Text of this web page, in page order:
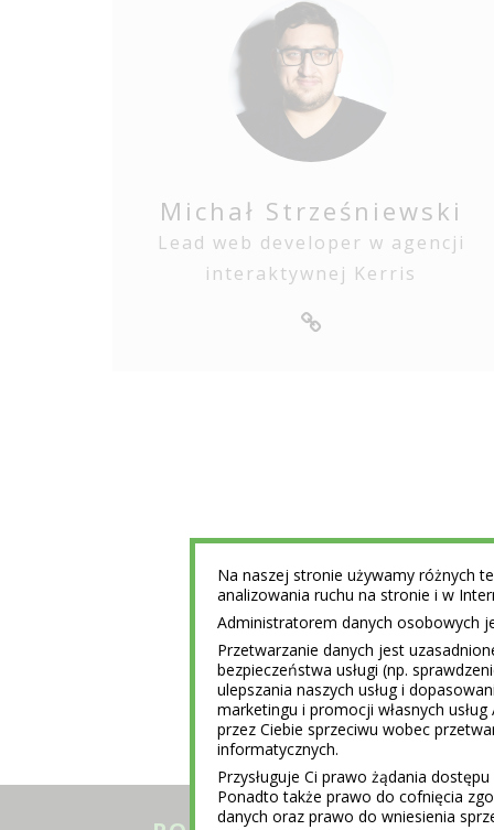
Michał Strześniewski
Lead web developer w agencji
interaktywnej Kerris
Na naszej stronie używamy różnych
analizowania ruchu na stronie i w
Administratorem danych osobowych
Przetwarzanie danych jest
bezpieczeństwa usługi (np.
ulepszania naszych usług i
marketingu i promocji własnych
przez Ciebie sprzeciwu wobec
informatycznych.
Przysługuje Ci prawo żądania
Ponadto także prawo do cofnięcia
danych oraz prawo do wniesienia